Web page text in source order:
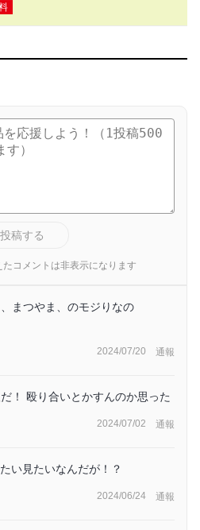
投稿する
コメントは非表示になります
まつやま、のモジりなの
2024/07/20 通報
！ 殴り合いとかすんのか思った
2024/07/02 通報
い見たいなんだが！？
2024/06/24 通報